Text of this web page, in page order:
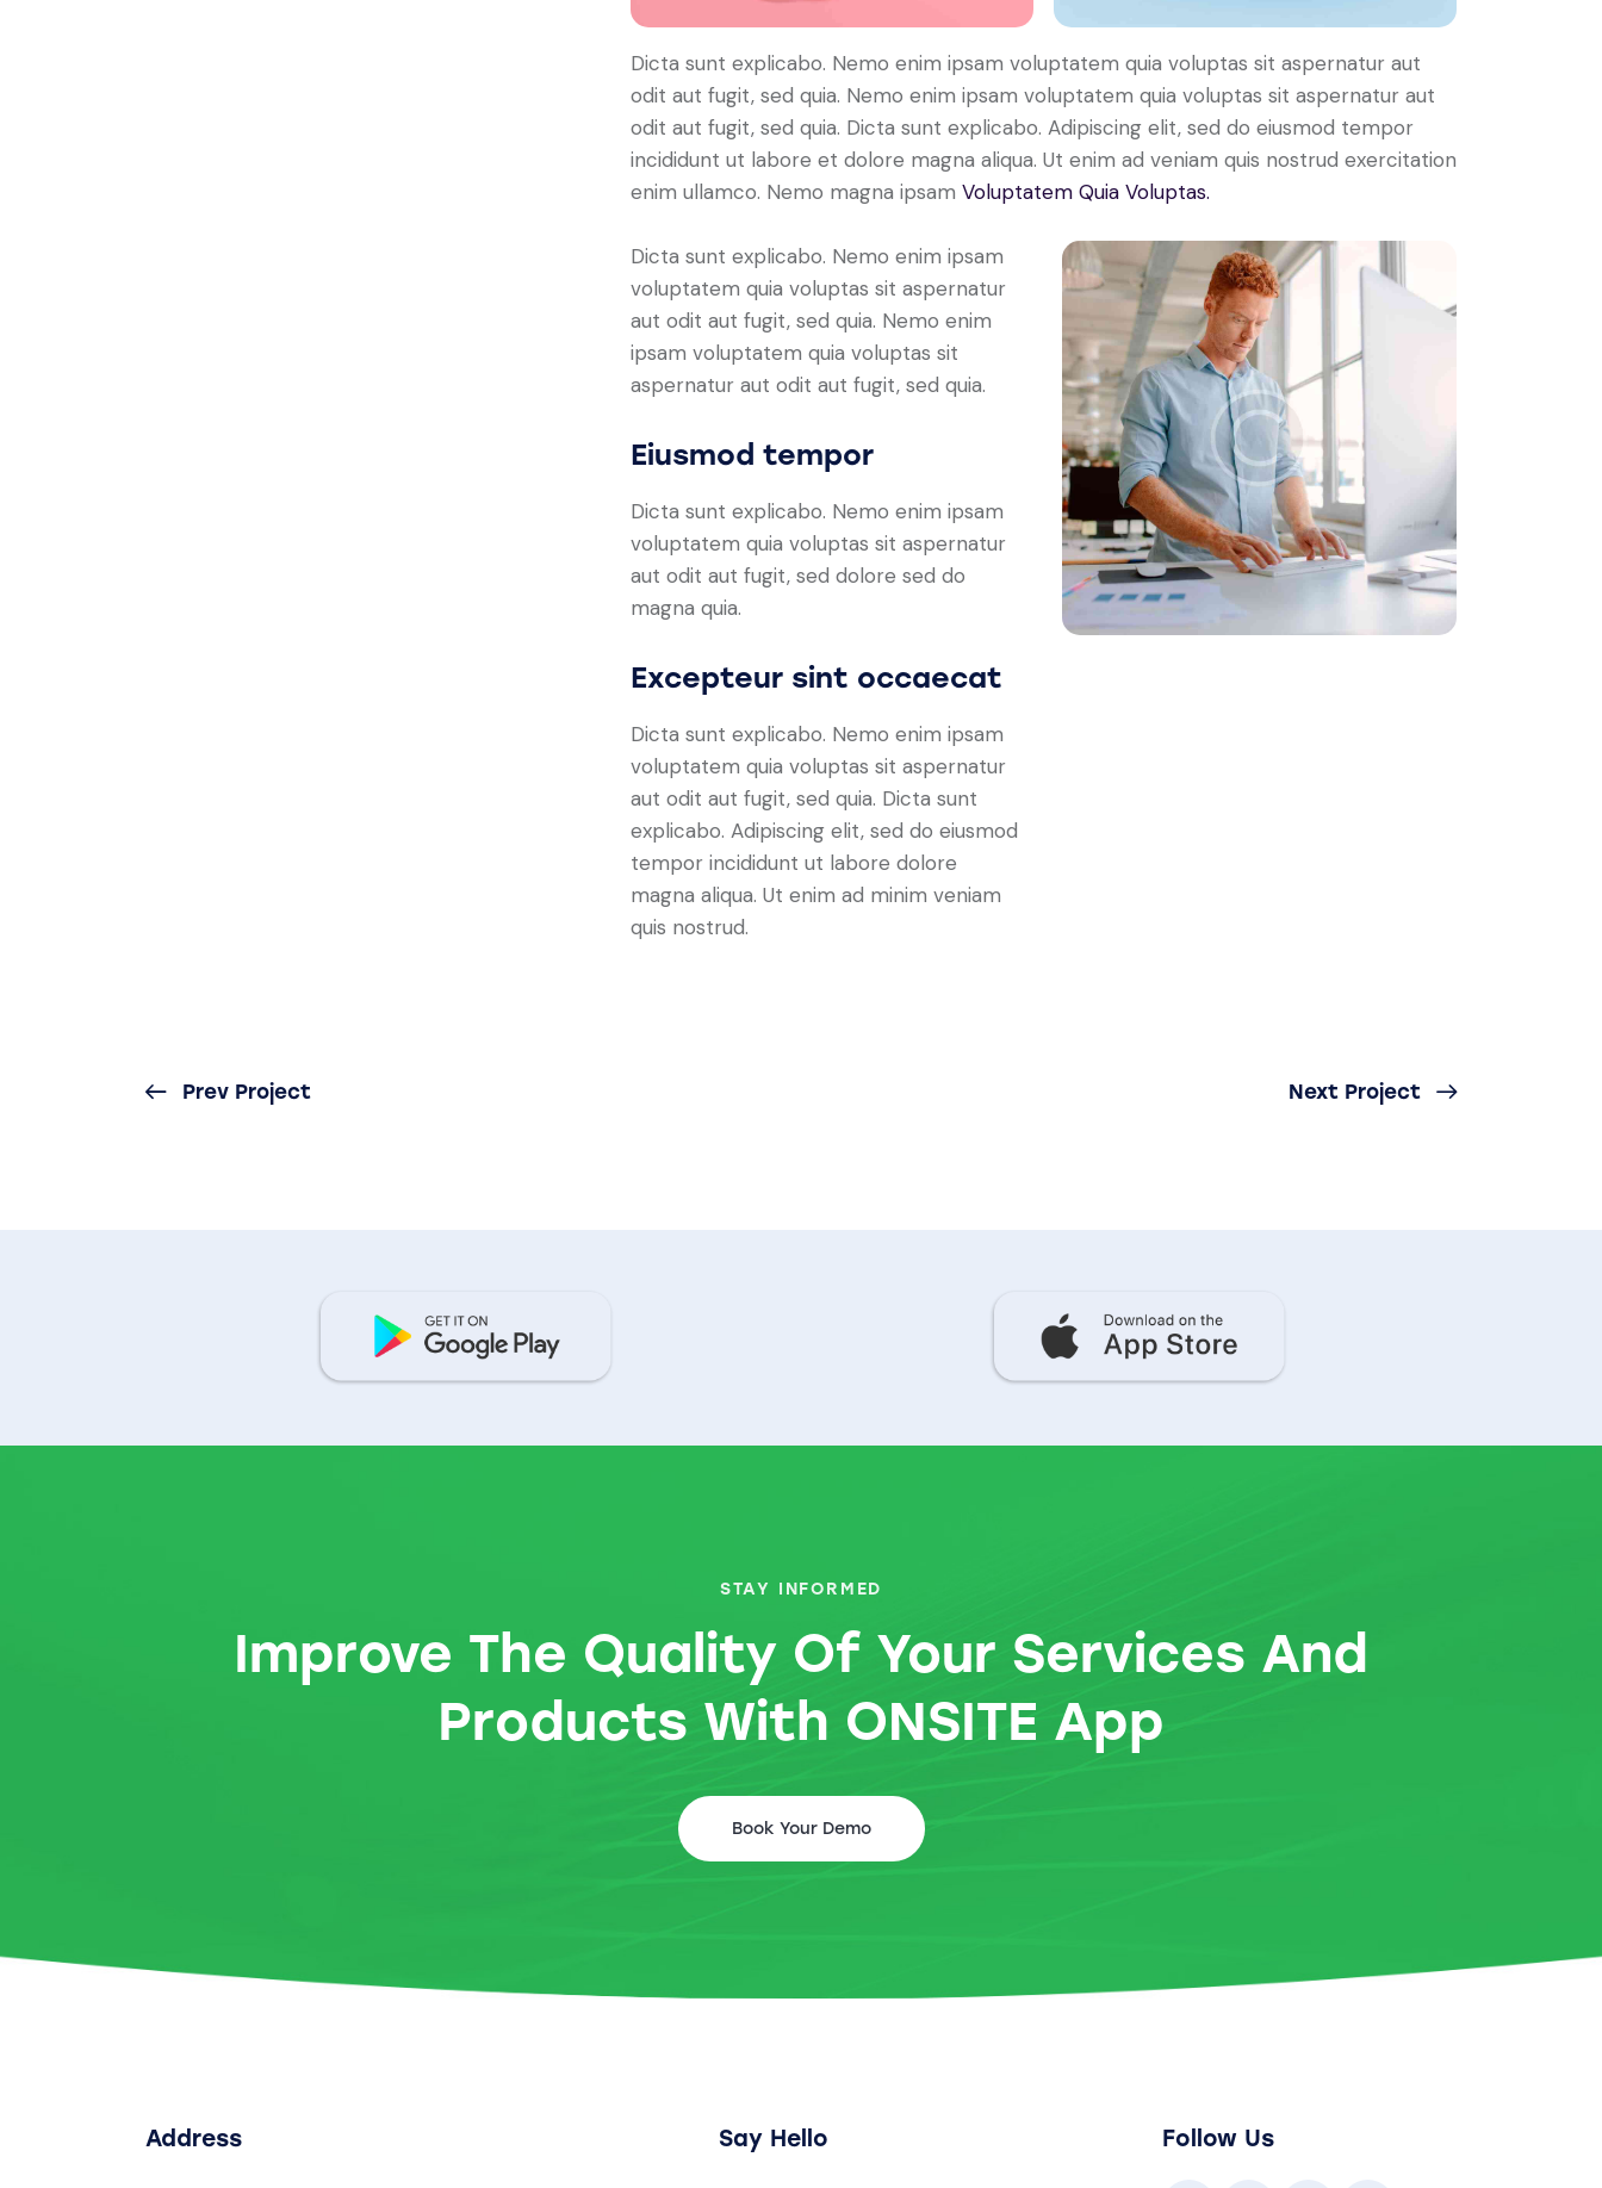
Dicta sunt explicabo. Nemo enim ipsam voluptatem quia voluptas sit aspernatur aut
odit aut fugit, sed quia. Nemo enim ipsam voluptatem quia voluptas sit aspernatur aut
odit aut fugit, sed quia. Dicta sunt explicabo. Adipiscing elit, sed do eiusmod tempor
incididunt ut labore et dolore magna aliqua. Ut enim ad veniam quis nostrud exercitation
enim ullamco. Nemo magna ipsam Voluptatem Quia Voluptas.
Dicta sunt explicabo. Nemo enim ipsam
voluptatem quia voluptas sit aspernatur
aut odit aut fugit, sed quia. Nemo enim
ipsam voluptatem quia voluptas sit
aspernatur aut odit aut fugit, sed quia.
Eiusmod tempor
Dicta sunt explicabo. Nemo enim ipsam
voluptatem quia voluptas sit aspernatur
aut odit aut fugit, sed dolore sed do
magna quia.
Excepteur sint occaecat
Dicta sunt explicabo. Nemo enim ipsam
voluptatem quia voluptas sit aspernatur
aut odit aut fugit, sed quia. Dicta sunt
explicabo. Adipiscing elit, sed do eiusmod
tempor incididunt ut labore dolore
magna aliqua. Ut enim ad minim veniam
quis nostrud.
Prev Project Next Project
STAY INFORMED
Improve The Quality Of Your Services And
Products With ONSITE App
Book Your Demo
Address Say Hello Follow Us